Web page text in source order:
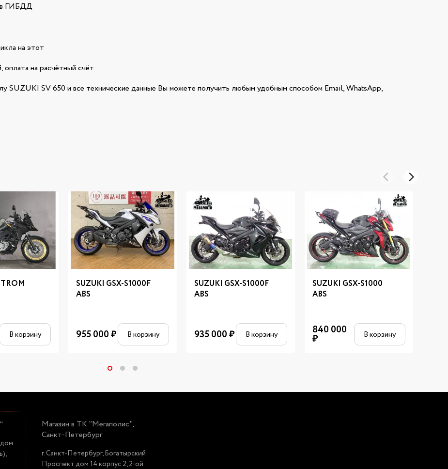
в ГИБДД
на этот
на расчётный счёт
SUZUKI SV 650 и все технические данные Вы можете получить любым удобным способом Email, WhatsApp,
В корзину
SUZUKI GSX-S1000F
ABS
955 000₽ В корзину
SUZUKI GSX-S1000F
ABS
935 000₽ В корзину
SUZUKI GSX-S1000
ABS
840 000
₽ В корзину
Магазин в ТК "Мегаполис",
Санкт-Петербург
г. Санкт-Петербург, Богатырский
Проспект дом 14 корпус 2, 2-ой